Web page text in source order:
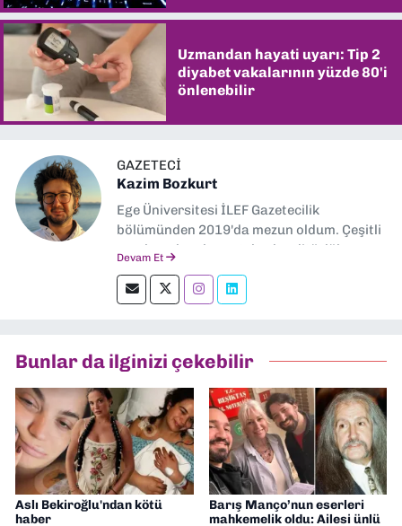
Uzmandan hayati uyarı: Tip 2
diyabet vakalarının yüzde 80'i
önlenebilir
GAZETECI
Kazim Bozkurt
Ege Üniversitesi İLEF Gazetecilik
bölümünden 2019'da mezun oldum. Çeşitli
yerel ve ulusal gazetelerde editörlük,
okumayı severim.
Devam Et
Bunlar da ilginizi çekebilir
Aslı Bekiroğlu'ndan kötü
haber
Barış Manço’nun eserleri
mahkemelik oldu: Ailesi ünlü